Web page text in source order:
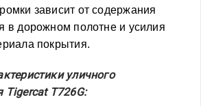
зависит от содержания
в дорожном полотне и усилия
покрытия.
уличного
Tigercat T726G: